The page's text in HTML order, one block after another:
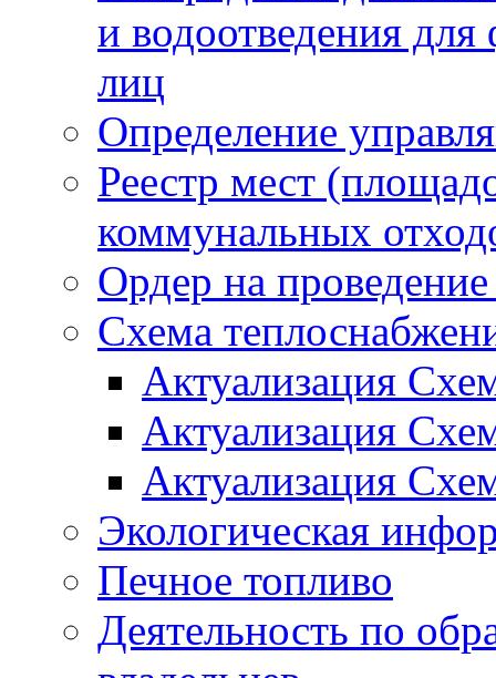
и водоотведения
лиц
Определение
Реестр мест
коммунальных
Ордер на
Схема
Актуализация
Актуализация
Актуализация
Экологическая
Печное топливо
Деятельность по